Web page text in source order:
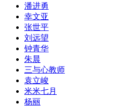
潘进勇
幸文亚
张世平
刘远望
钟青华
朱晨
三与心教师
袁立峻
米米七月
杨丽